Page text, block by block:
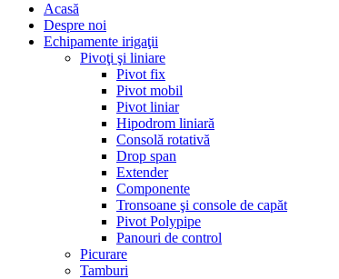
Acasă
Despre noi
Echipamente irigaţii
Pivoţi şi liniare
Pivot fix
Pivot mobil
Pivot liniar
Hipodrom liniară
Consolă rotativă
Drop span
Extender
Componente
Tronsoane şi console de capăt
Pivot Polypipe
Panouri de control
Picurare
Tamburi